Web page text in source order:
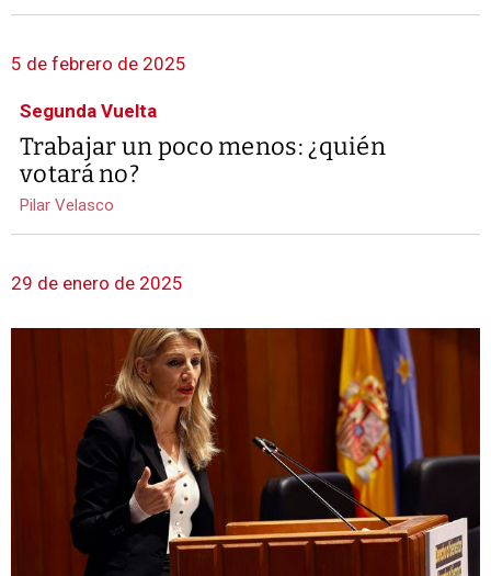
5 de febrero de 2025
Segunda Vuelta
Trabajar un poco menos: ¿quién
votará no?
Pilar Velasco
29 de enero de 2025